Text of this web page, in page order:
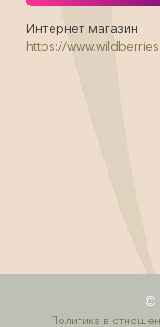
Интернет магазин
https://
©
Политика в